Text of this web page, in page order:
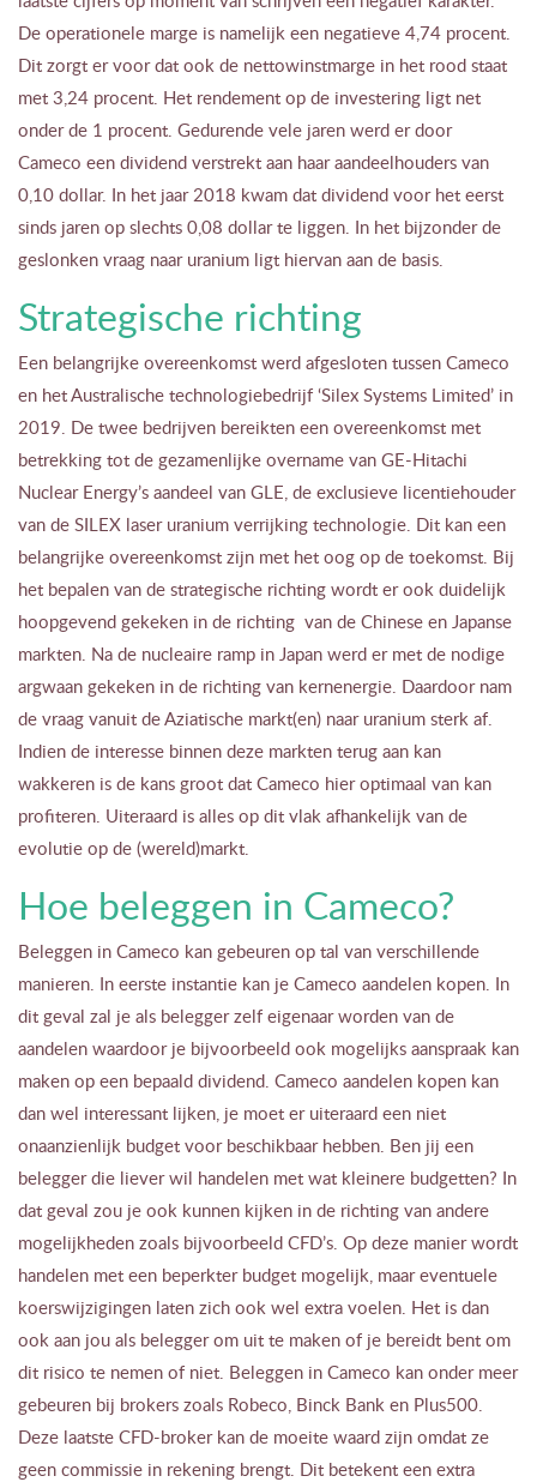
De operationele marge is namelijk een negatieve 4,74 procent.
Dit zorgt er voor dat ook de nettowinstmarge in het rood staat
met 3,24 procent. Het rendement op de investering ligt net
onder de 1 procent. Gedurende vele jaren werd er door
Cameco een dividend verstrekt aan haar aandeelhouders van
0,10 dollar. In het jaar 2018 kwam dat dividend voor het eerst
sinds jaren op slechts 0,08 dollar te liggen. In het bijzonder de
geslonken vraag naar uranium ligt hiervan aan de basis.
Strategische richting
Een belangrijke overeenkomst werd afgesloten tussen Cameco
en het Australische technologiebedrijf ‘Silex Systems Limited’ in
2019. De twee bedrijven bereikten een overeenkomst met
betrekking tot de gezamenlijke overname van GE-Hitachi
Nuclear Energy’s aandeel van GLE, de exclusieve licentiehouder
van de SILEX laser uranium verrijking technologie. Dit kan een
belangrijke overeenkomst zijn met het oog op de toekomst. Bij
het bepalen van de strategische richting wordt er ook duidelijk
hoopgevend gekeken in de richting van de Chinese en Japanse
markten. Na de nucleaire ramp in Japan werd er met de nodige
argwaan gekeken in de richting van kernenergie. Daardoor nam
de vraag vanuit de Aziatische markt(en) naar uranium sterk af.
Indien de interesse binnen deze markten terug aan kan
wakkeren is de kans groot dat Cameco hier optimaal van kan
profiteren. Uiteraard is alles op dit vlak afhankelijk van de
evolutie op de (wereld)markt.
Hoe beleggen in Cameco?
Beleggen in Cameco kan gebeuren op tal van verschillende
manieren. In eerste instantie kan je Cameco aandelen kopen. In
dit geval zal je als belegger zelf eigenaar worden van de
aandelen waardoor je bijvoorbeeld ook mogelijks aanspraak kan
maken op een bepaald dividend. Cameco aandelen kopen kan
dan wel interessant lijken, je moet er uiteraard een niet
onaanzienlijk budget voor beschikbaar hebben. Ben jij een
belegger die liever wil handelen met wat kleinere budgetten? In
dat geval zou je ook kunnen kijken in de richting van andere
mogelijkheden zoals bijvoorbeeld CFD’s. Op deze manier wordt
handelen met een beperkter budget mogelijk, maar eventuele
koerswijzigingen laten zich ook wel extra voelen. Het is dan
ook aan jou als belegger om uit te maken of je bereidt bent om
dit risico te nemen of niet. Beleggen in Cameco kan onder meer
gebeuren bij brokers zoals Robeco, Binck Bank en Plus500.
Deze laatste CFD-broker kan de moeite waard zijn omdat ze
geen commissie in rekening brengt. Dit betekent een extra